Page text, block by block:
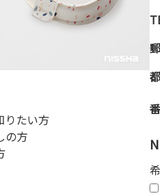
りたい方
の方